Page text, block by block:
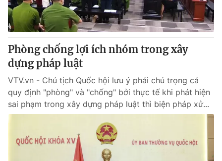
Phòng chống lợi ích nhóm trong xây
dựng pháp luật
VTV.vn - Chủ tịch Quốc hội lưu ý phải chú trọng cả
quy định "phòng" và "chống" bởi thực tế khi phát hiện
sai phạm trong xây dựng pháp luật thì biện pháp xử...